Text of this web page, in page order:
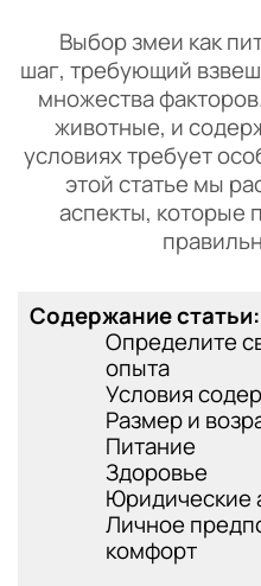
Выбор змеи как
шаг, требующий
множества
животные, и
условиях требует
этой статье мы
аспекты, которые
Содержание статьи:
Определите
опыта
Условия
Размер и
Питание
Здоровье
Юридические
Личное
комфорт